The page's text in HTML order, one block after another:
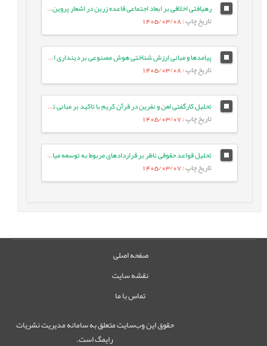
رهیافتی اخلاقی بر ابعاد اجتماعی قاعده زرین در اشعار پروین اعتصامی
تاریخ چاپ: 1405/03/08
پیامدها و مبانی ارزش شناختی هوش مصنوعی بر دینداری انسان معاصر
تاریخ چاپ: 1405/03/08
تحلیل کارگفتی لعن و نفرین در قرآن کریم با تاکید بر مبانی تربیتی آن
تاریخ چاپ: 1405/03/07
تحلیل قواعد حقوقی ناظر بر قراردادهای مربوط به توسعه میادین مشترک نفت و گاز
تاریخ چاپ: 1405/03/07
صفحه اصلی
نقشه سایت
تماس با ما
حقوق این وب‌سایت متعلق به سامانه مدیریت نشریات
رایمگ است.